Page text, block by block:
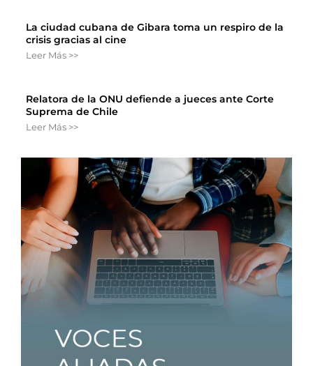
La ciudad cubana de Gibara toma un respiro de la
crisis gracias al cine
Leer Más >>
Relatora de la ONU defiende a jueces ante Corte
Suprema de Chile
Leer Más >>